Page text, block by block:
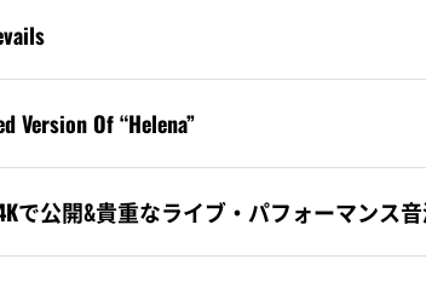
Version Of “Helena”
で公開&貴重なライブ・パフォーマンス